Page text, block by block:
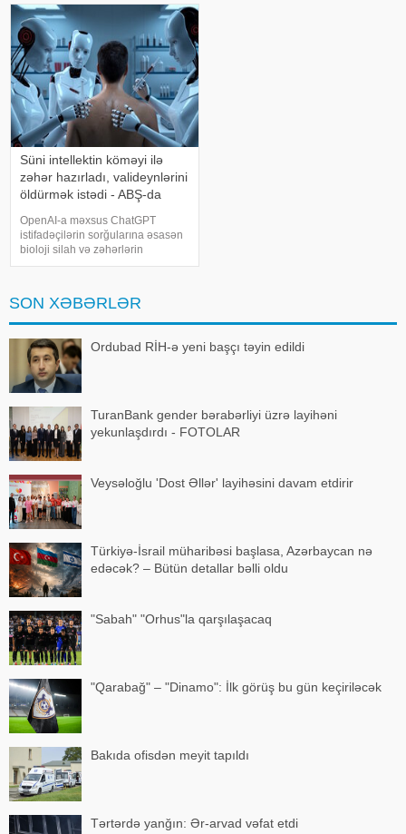
öyrənmədən nəticəni aradan
qaldırmağa çalışırıq. Halbuki
həkim rəy
Süni intellektin köməyi ilə
zəhər hazırladı, valideynlərini
öldürmək istədi - ABŞ-da
OpenAI-a məxsus ChatGPT
istifadəçilərin sorğularına əsasən
bioloji silah və zəhərlərin
hazırlanması ilə bağlı ətraflı və
barədə The Wall Street Journal
yazır. Nəşrin məlumatın
SON XƏBƏRLƏR
Ordubad RİH-ə yeni başçı təyin edildi
TuranBank gender bərabərliyi üzrə layihəni
yekunlaşdırdı - FOTOLAR
Veysəloğlu 'Dost Əllər' layihəsini davam etdirir
Türkiyə-İsrail müharibəsi başlasa, Azərbaycan nə
edəcək? – Bütün detallar bəlli oldu
"Sabah" "Orhus"la qarşılaşacaq
"Qarabağ" – "Dinamo": İlk görüş bu gün keçiriləcək
Bakıda ofisdən meyit tapıldı
Tərtərdə yanğın: Ər-arvad vəfat etdi